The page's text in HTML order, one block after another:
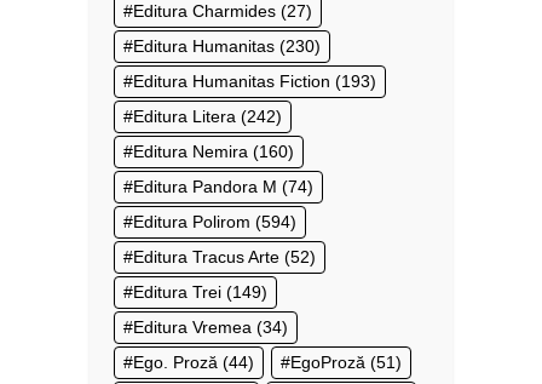
Editura Charmides (27)
Editura Humanitas (230)
Editura Humanitas Fiction (193)
Editura Litera (242)
Editura Nemira (160)
Editura Pandora M (74)
Editura Polirom (594)
Editura Tracus Arte (52)
Editura Trei (149)
Editura Vremea (34)
Ego. Proză (44) EgoProză (51)